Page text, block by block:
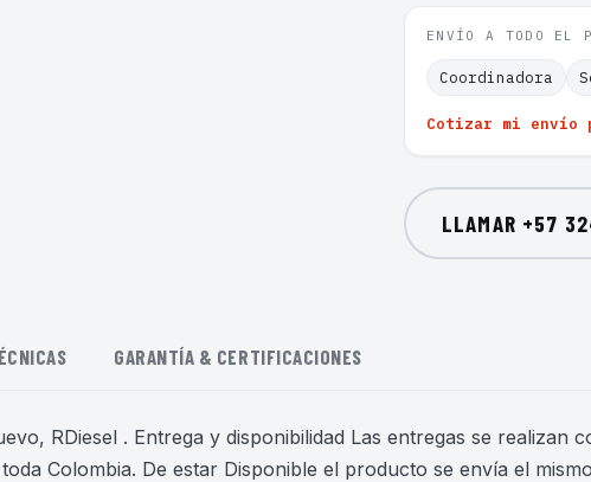
ENVÍO A TODO EL
Coordinadora
Cotizar mi envío
LLAMAR +57
GARANTÍA & CERTIFICACIONES
RDiesel . Entrega y disponibilidad Las entregas se realizan
Colombia. De estar Disponible el producto se envía el mismo